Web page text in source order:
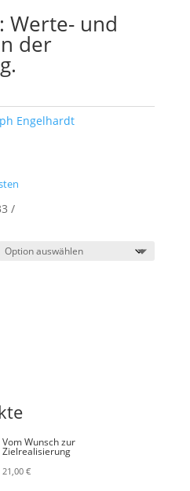
Werte- und
der
Engelhardt
Vom Wunsch zur
Zielrealisierung
21,00 €